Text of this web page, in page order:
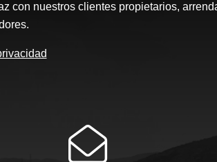
con nuestros clientes propietarios,